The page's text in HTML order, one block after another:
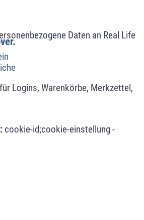
Daten an Real Life
Logins, Warenkörbe, Merkzettel,
cookie-id;cookie-einstellung -